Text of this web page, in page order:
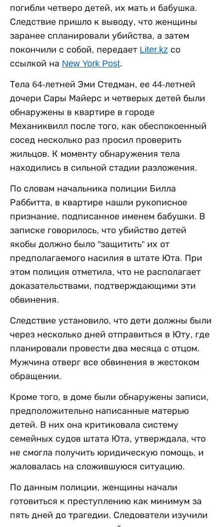
погибли четверо детей, их мать и бабушка.
Следствие пришло к выводу, что женщины
заранее спланировали убийства, а затем
покончили с собой, передает Liter.kz со
ссылкой на New York Post.
Тела 64-летней Эми Стедман, ее 44-летней
дочери Сары Майерс и четверых детей были
обнаружены в квартире в городе
Механиквилл после того, как обеспокоенный
сосед несколько раз просил проверить
жильцов. К моменту обнаружения тела
находились в сильной стадии разложения.
По словам начальника полиции Билла
Раббитта, в квартире нашли рукописное
признание, подписанное именем бабушки. В
записке говорилось, что убийство детей
якобы должно было "защитить” их от
предполагаемого насилия в штате Юта. При
этом полиция отметила, что не располагает
доказательствами, подтверждающими эти
обвинения.
Следствие установило, что дети должны были
через несколько дней отправиться в Юту, где
планировали провести два месяца с отцом.
Мужчина отверг все обвинения в жестоком
обращении.
Кроме того, в доме были обнаружены записи,
предположительно написанные матерью
детей. В них она критиковала систему
семейных судов штата Юта, утверждала, что
не смогла получить юридическую помощь, и
жаловалась на сложившуюся ситуацию.
По данным полиции, женщины начали
готовиться к преступлению как минимум за
пять дней до трагедии. Следователи изучили